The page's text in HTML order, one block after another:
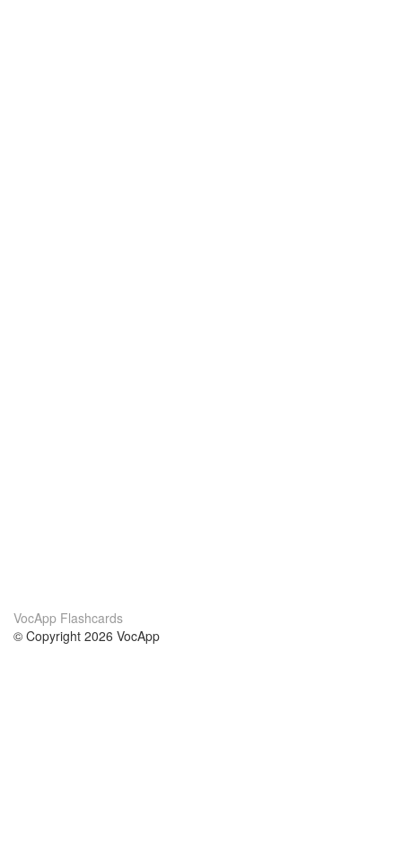
VocApp Flashcards
© Copyright 2026 VocApp